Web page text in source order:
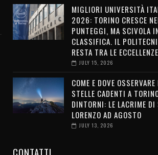
MIGLIORI UNIVERSITÀ
2026: TORINO CRESCE
PUNTEGGI, MA SCIVOLA
CLASSIFICA. IL
RESTA TRA LE ECCELLENZE
JULY 15, 2026
COME E DOVE OSSERVARE
STELLE CADENTI A
DINTORNI: LE LACRIME DI
LORENZO AD AGOSTO
JULY 13, 2026
CONTATTI